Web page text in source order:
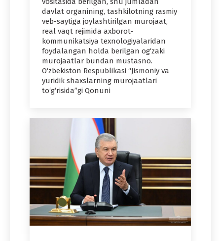
davlat organining, tashkilotning rasmiy
veb-saytiga joylashtirilgan murojaat,
real vaqt rejimida axborot-
kommunikatsiya texnologiyalaridan
foydalangan holda berilgan og‘zaki
murojaatlar bundan mustasno.
O‘zbekiston Respublikasi “Jismoniy va
yuridik shaxslarning murojaatlari
to‘g‘risida”gi Qonuni